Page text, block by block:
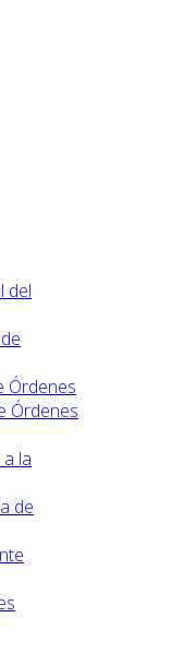
del
Órdenes
Órdenes
la
de